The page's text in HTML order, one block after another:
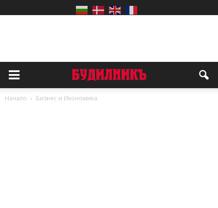
Начало Бизнес и Икономика